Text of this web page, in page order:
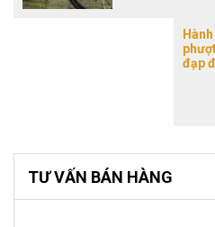
đạp
TƯ VẤN BÁN HÀNG